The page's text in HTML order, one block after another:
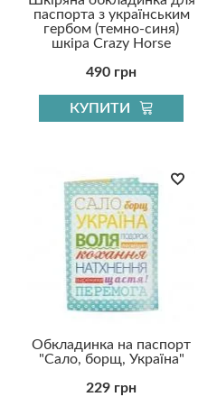
паспорта з українським
гербом (темно-синя)
шкіра Crazy Horse
490 грн
КУПИТИ
Обкладинка на паспорт
"Сало, борщ, Україна"
229 грн